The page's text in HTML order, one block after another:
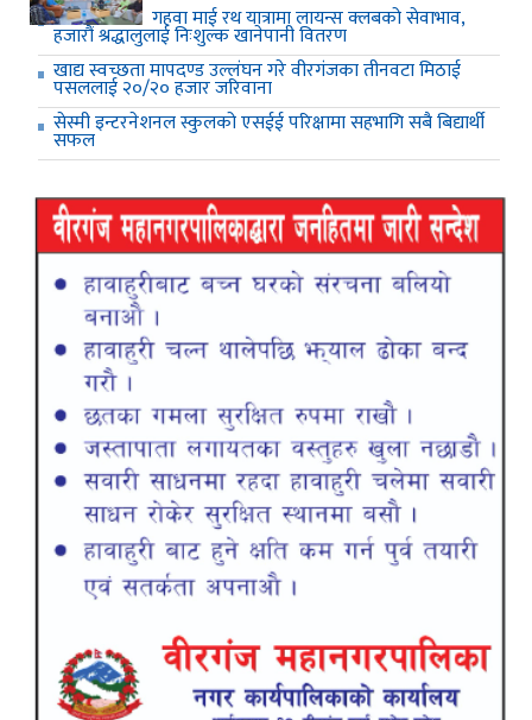
गहवा माई रथ यात्रामा लायन्स क्लबको सेवाभाव,
हजारौं श्रद्धालुलाई निःशुल्क खानेपानी वितरण
खाद्य स्वच्छता मापदण्ड उल्लंघन गरे वीरगंजका तीनवटा मिठाई
पसललाई २०/२० हजार जरिवाना
सेस्मी इन्टरनेशनल स्कुलको एसईई परिक्षामा सहभागि सबै बिद्यार्थी
सफल